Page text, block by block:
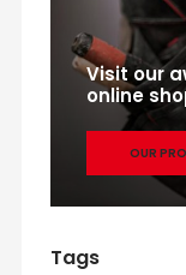
Visit our
online
OUR
Tags